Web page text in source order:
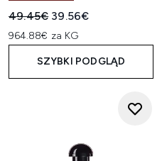
Sugerowana cena detaliczna:
49.45€ Aktualna cena:
39.56€
964.88€ za KG
SZYBKI PODGLĄD